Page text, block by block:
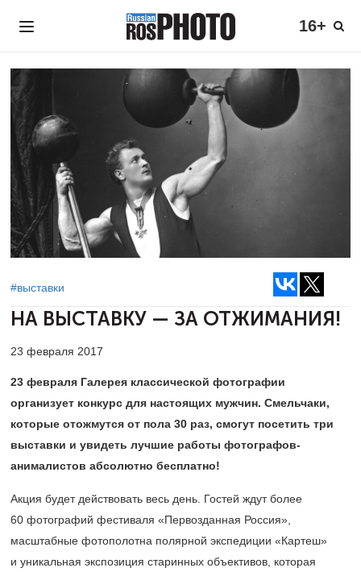
16+
#выставки
НА ВЫСТАВКУ — ЗА ОТЖИМАНИЯ!
23 февраля 2017
23 февраля Галерея классической фотографии
организует конкурс для настоящих мужчин. Смельчаки,
которые отожмутся от пола 30 раз, смогут посетить три
выставки и увидеть лучшие работы фотографов-
анималистов абсолютно бесплатно!
Акция будет действовать весь день. Гостей ждут более
60 фотографий фестиваля «Первозданная Россия»,
масштабные фотополотна полярной экспедиции «Картеш»
и уникальная экспозиция старинных объективов, которая